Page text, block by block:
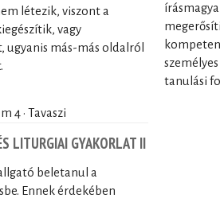
létezik, viszont a
vagy
ugyanis más-más oldalról
tanulási
4 · Tavaszi
LITURGIAI GYAKORLAT II
beletanul a
Ennek érdekében